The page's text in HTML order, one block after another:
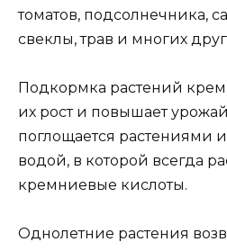
томатов, подсолнечника,
свеклы, трав и многих
Подкормка растений
их рост и повышает
поглощается растениями
водой, в которой всегда
кремниевые кислоты.
Однолетние растения